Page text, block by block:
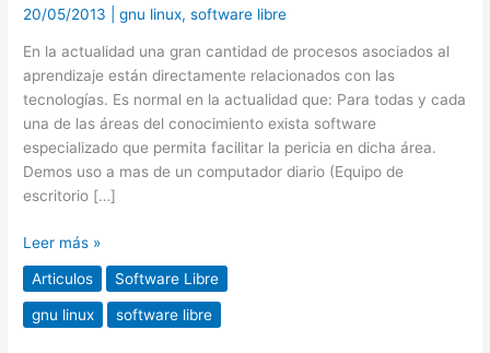
20/05/2013 |gnu linux,software libre
En la actualidad una gran cantidad de procesos asociados al
aprendizaje están directamente relacionados con las
tecnologías. Es normal en la actualidad que: Para todas y cada
una de las áreas del conocimiento exista software
especializado que permita facilitar la pericia en dicha área.
Demos uso a mas de un computador diario (Equipo de
escritorio […]
el
aprendizaje
Leer más »
Articulos Software Libre
gnu linux software libre